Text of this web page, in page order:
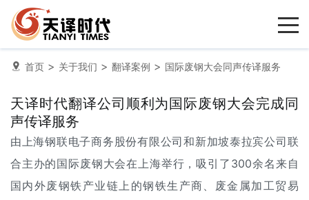
首页 > 关于我们 > 翻译案例 > 国际废钢大会同声传译服务
天译时代翻译公司顺利为国际废钢大会完成同
声传译服务
由上海钢联电子商务股份有限公司和新加坡泰拉宾公司联
合主办的国际废钢大会在上海举行，吸引了300余名来自
国内外废钢铁产业链上的钢铁生产商、废金属加工贸易